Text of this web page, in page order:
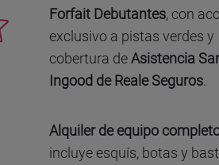
Forfait Debutantes, con
exclusivo a pistas verdes y
cobertura deAsistencia
Ingood de Reale Seguros
Alquiler de equipo
incluye esquís, botas y